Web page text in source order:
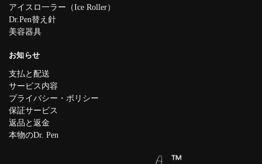
アイスロ一ラー（Ice Roller）
Dr.Pen替え針
美容器具
お知らせ
支払と配送
サービス内容
プライバシー・ポリシー
保証サービス
返品と返金
本物のDr. Pen